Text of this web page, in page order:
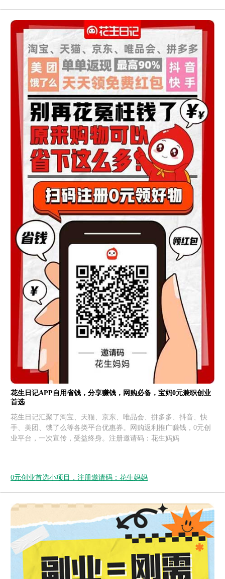
花生日记APP自用省钱，分享赚钱，网购必备，宝妈0元兼职创业
首选
花生日记汇聚了淘宝、天猫、京东、唯品会、拼多多、抖音、快
手、美团、饿了么等各类平台优惠券。网购返利推广赚钱，0元创
业平台，一次宣传，受益终身。注册邀请码：花生妈妈
0元创业首选小项目，注册邀请码：花生妈妈